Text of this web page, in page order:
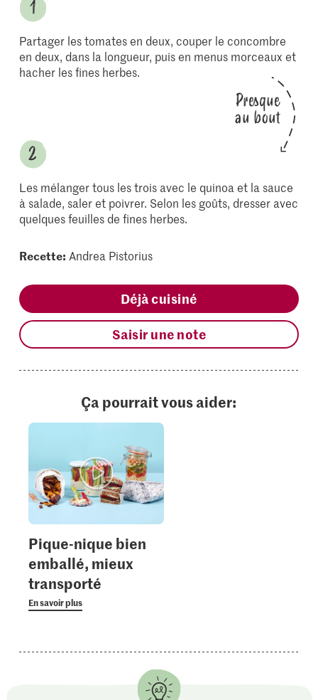
Partager les tomates en deux, couper le concombre
en deux, dans la longueur, puis en menus morceaux et
hacher les fines herbes.
Presque
au bout
Les mélanger tous les trois avec le quinoa et la sauce
à salade, saler et poivrer. Selon les goûts, dresser avec
quelques feuilles de fines herbes.
Recette: Andrea Pistorius
Déjà cuisiné
Saisir une note
Ça pourrait vous aider:
Pique-nique bien
emballé, mieux
transporté
En savoir plus